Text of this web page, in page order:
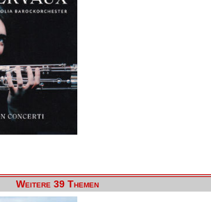
Weitere 39 Themen